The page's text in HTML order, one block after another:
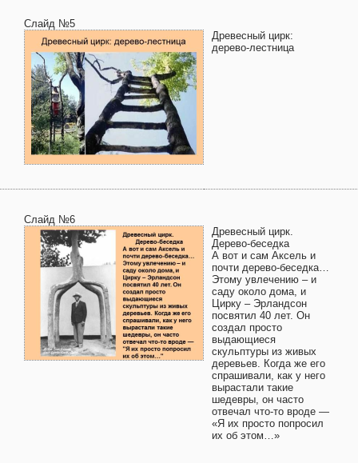
Слайд №5
Древесный цирк:
дерево-лестница
Слайд №6
Древесный цирк.
Дерево-беседка
А вот и сам Аксель и
почти дерево-беседка…
Этому увлечению – и
саду около дома, и
Цирку – Эрландсон
посвятил 40 лет. Он
создал просто
выдающиеся
скульптуры из живых
деревьев. Когда же его
спрашивали, как у него
вырастали такие
шедевры, он часто
отвечал что-то вроде —
«Я их просто попросил
их об этом…»